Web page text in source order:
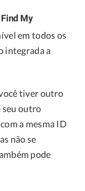
My
em todos os
integrada a
tiver outro
seu outro
a mesma ID
não se
pode